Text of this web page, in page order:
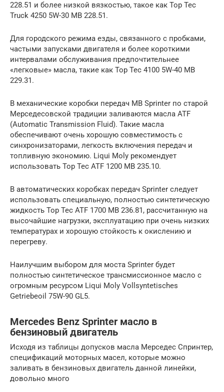
228.51 и более низкой вязкостью, такое как Top Tec
Truck 4250 5W-30 MB 228.51.
Для городского режима езды, связанного с пробками,
частыми запусками двигателя и более короткими
интервалами обслуживания предпочтительнее
«легковые» масла, такие как Top Tec 4100 5W-40 MB
229.31.
В механические коробки передач MB Sprinter по старой
Мерседесовской традиции заливаются масла ATF
(Automatic Transmission Fluid). Такие масла
обеспечивают очень хорошую совместимость с
синхронизаторами, легкость включения передач и
топливную экономию. Liqui Moly рекомендует
использовать Top Tec ATF 1200 MB 235.10.
В автоматических коробках передач Sprinter следует
использовать специальную, полностью синтетическую
жидкость Top Tec ATF 1700 MB 236.81, рассчитанную на
высочайшие нагрузки, эксплуатацию при очень низких
температурах и хорошую стойкость к окислению и
перегреву.
Наилучшим выбором для моста Sprinter будет
полностью синтетическое трансмиссионное масло с
огромным ресурсом Liqui Moly Vollsyntetisches
Getriebeoil 75W-90 GL5.
Mercedes Benz Sprinter масло в
бензиновый двигатель
Исходя из таблицы допусков масла Мерседес Спринтер,
спецификаций моторных масел, которые можно
заливать в бензиновых двигатель данной линейки,
довольно много